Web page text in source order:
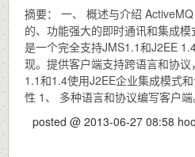
摘要： 一、 概述与介绍
的、功能强大的即时通讯和集成
是一个完全支持JMS1.1和J2EE
现。提供客户端支持跨语言和协
1.1和1.4使用J2EE企业集成模式
性 1、 多种语言和协议编写客户
posted @ 2013-06-27 08:58